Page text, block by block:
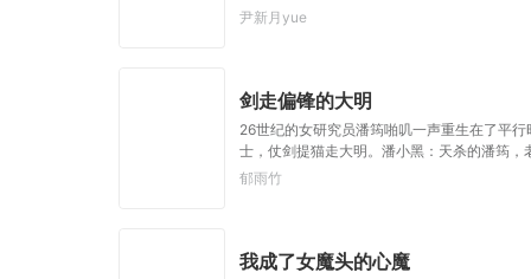
夫人，请尊重我的职业，谁说奶妈不能输出？
尹新月yue
剑走偏锋的大明
26世纪的女研究员潘筠啪叽一声重生在了平
士，仗剑提猫走大明。潘小黑：天杀的潘筠
郁雨竹
我成了女魔头的心魔